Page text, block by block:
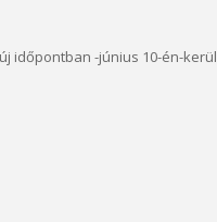
időpontban -június 10-én-